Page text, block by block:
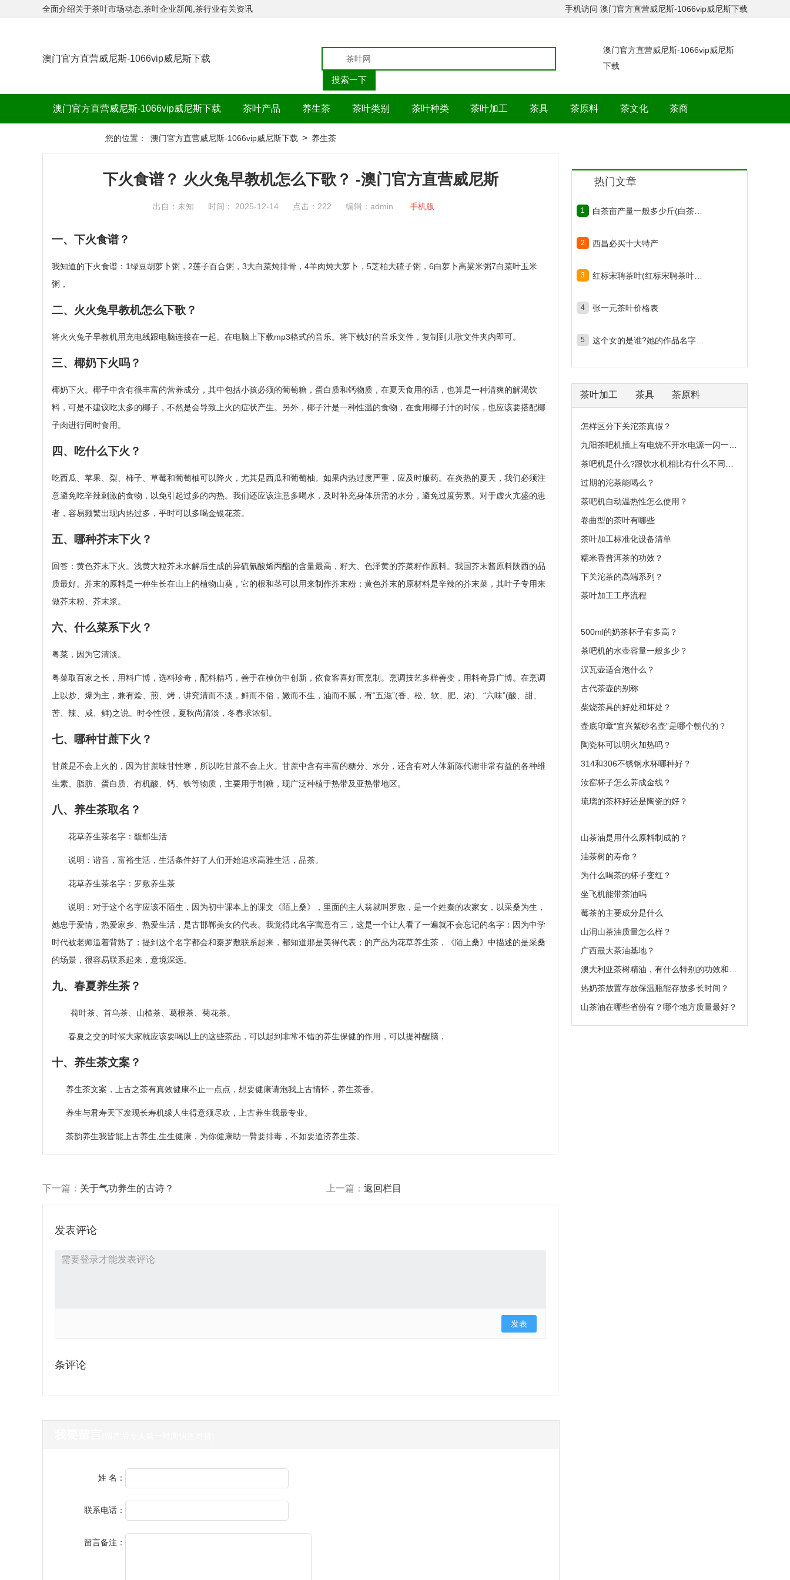
全面介绍关于茶叶市场动态,茶叶企业新闻,茶行业有关资讯 手机访问 澳门官方直营威尼斯-1066vip威尼斯下载
澳门官方直营威尼斯-1066vip威尼斯下载
澳门官方直营威尼斯-1066vip威尼斯
下载
澳门官方直营威尼斯-1066vip威尼斯下载 茶叶产品 养生茶 茶叶类别 茶叶种类 茶叶加工 茶具 茶原料 茶文化 茶商
您的位置： 澳门官方直营威尼斯-1066vip威尼斯下载 > 养生茶
下火食谱？ 火火兔早教机怎么下歌？ -澳门官方直营威尼斯
出自：未知 时间： 2025-12-14 点击：222 编辑：admin 手机版
一、下火食谱？
我知道的下火食谱：1绿豆胡萝卜粥，2莲子百合粥，3大白菜炖排骨，4羊肉炖大萝卜，5芝柏大碴子粥，6白萝卜高粱米粥7白菜叶玉米
粥，
二、火火兔早教机怎么下歌？
将火火兔子早教机用充电线跟电脑连接在一起。在电脑上下载mp3格式的音乐。将下载好的音乐文件，复制到儿歌文件夹内即可。
三、椰奶下火吗？
椰奶下火。椰子中含有很丰富的营养成分，其中包括小孩必须的葡萄糖，蛋白质和钙物质，在夏天食用的话，也算是一种清爽的解渴饮
料，可是不建议吃太多的椰子，不然是会导致上火的症状产生。另外，椰子汁是一种性温的食物，在食用椰子汁的时候，也应该要搭配椰
子肉进行同时食用。
四、吃什么下火？
吃西瓜、苹果、梨、柿子、草莓和葡萄柚可以降火，尤其是西瓜和葡萄柚。如果内热过度严重，应及时服药。在炎热的夏天，我们必须注
意避免吃辛辣刺激的食物，以免引起过多的内热。我们还应该注意多喝水，及时补充身体所需的水分，避免过度劳累。对于虚火亢盛的患
者，容易频繁出现内热过多，平时可以多喝金银花茶。
五、哪种芥末下火？
回答：黄色芥末下火。浅黄大粒芥末水解后生成的异硫氰酸烯丙酯的含量最高，籽大、色泽黄的芥菜籽作原料。我国芥末酱原料陕西的品
质最好。芥末的原料是一种生长在山上的植物山葵，它的根和茎可以用来制作芥末粉；黄色芥末的原材料是辛辣的芥末菜，其叶子专用来
做芥末粉、芥末浆。
六、什么菜系下火？
粤菜，因为它清淡。
粤菜取百家之长，用料广博，选料珍奇，配料精巧，善于在模仿中创新，依食客喜好而烹制。烹调技艺多样善变，用料奇异广博。在烹调
上以炒、爆为主，兼有烩、煎、烤，讲究清而不淡，鲜而不俗，嫩而不生，油而不腻，有“五滋”(香、松、软、肥、浓)、“六味”(酸、甜、
苦、辣、咸、鲜)之说。时令性强，夏秋尚清淡，冬春求浓郁。
七、哪种甘蔗下火？
甘蔗是不会上火的，因为甘蔗味甘性寒，所以吃甘蔗不会上火。甘蔗中含有丰富的糖分、水分，还含有对人体新陈代谢非常有益的各种维
生素、脂肪、蛋白质、有机酸、钙、铁等物质，主要用于制糖，现广泛种植于热带及亚热带地区。
八、养生茶取名？
花草养生茶名字：馥郁生活
说明：谐音，富裕生活，生活条件好了人们开始追求高雅生活，品茶。
花草养生茶名字：罗敷养生茶
说明：对于这个名字应该不陌生，因为初中课本上的课文《陌上桑》，里面的主人翁就叫罗敷，是一个姓秦的农家女，以采桑为生，
她忠于爱情，热爱家乡、热爱生活，是古邯郸美女的代表。我觉得此名字寓意有三，这是一个让人看了一遍就不会忘记的名字：因为中学
时代被老师逼着背熟了；提到这个名字都会和秦罗敷联系起来，都知道那是美得代表；的产品为花草养生茶，《陌上桑》中描述的是采桑
的场景，很容易联系起来，意境深远。
九、春夏养生茶？
荷叶茶、首乌茶、山楂茶、葛根茶、菊花茶。
春夏之交的时候大家就应该要喝以上的这些茶品，可以起到非常不错的养生保健的作用，可以提神醒脑，
十、养生茶文案？
养生茶文案，上古之茶有真效健康不止一点点，想要健康请泡我上古情怀，养生茶香。
养生与君寿天下发现长寿机缘人生得意须尽欢，上古养生我最专业。
茶韵养生我皆能上古养生,生生健康，为你健康助一臂要排毒，不如要道济养生茶。
下一篇： 关于气功养生的古诗？ 上一篇： 返回栏目
发表评论
条评论
姓 名：
联系电话：
留言备注：
热门文章
1
2 西昌必买十大特产
3
4 张一元茶叶价格表
5
茶叶加工 茶具 茶原料
怎样区分下关沱茶真假？
过期的沱茶能喝么？
茶吧机自动温热性怎么使用？
卷曲型的茶叶有哪些
茶叶加工标准化设备清单
糯米香普洱茶的功效？
下关沱茶的高端系列？
茶叶加工工序流程
500ml的奶茶杯子有多高？
茶吧机的水壶容量一般多少？
汉瓦壶适合泡什么？
古代茶壶的别称
柴烧茶具的好处和坏处？
壶底印章“宜兴紫砂名壶”是哪个朝代的？
陶瓷杯可以明火加热吗？
314和306不锈钢水杯哪种好？
汝窑杯子怎么养成金线？
琉璃的茶杯好还是陶瓷的好？
山茶油是用什么原料制成的？
油茶树的寿命？
为什么喝茶的杯子变红？
坐飞机能带茶油吗
莓茶的主要成分是什么
山润山茶油质量怎么样？
广西最大茶油基地？
热奶茶放置存放保温瓶能存放多长时间？
山茶油在哪些省份有？哪个地方质量最好？